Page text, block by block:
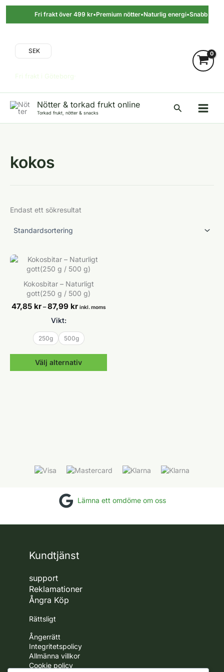
Hoppa
innehåll
Fri frakt över 499 kr•Premium nötter•Naturlig energi•Snabb
SEK
Fri frakt i Göteborg·
Nötter & torkad frukt online
Torkad frukt, nötter & snacks
Sök
kokos
Endast ett sökresultat
Kokosbitar – Naturligt
gott(250 g / 500 g)
47,85 kr – 87,99 krPrisintervall:
inkl. moms
Vikt:
250g 500g
Välj alternativ
kan
väljas
produktsidan
Lämna ett omdöme om oss
Kundtjänst
support
Reklamationer
Ångra Köp
Rättsligt
Ångerrätt
Integritetspolicy
Allmänna villkor
Cookie policy